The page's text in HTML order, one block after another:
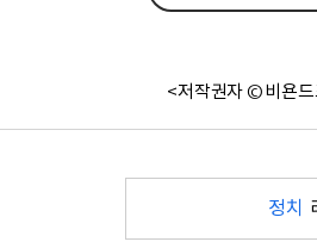
<저작권자 © 비욘드
정치